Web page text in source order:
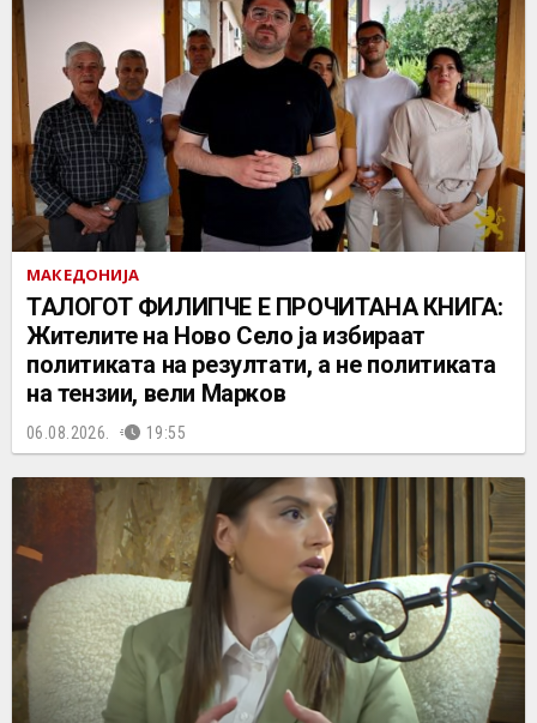
МАКЕДОНИЈА
ТАЛОГОТ ФИЛИПЧЕ Е ПРОЧИТАНА КНИГА:
Жителите на Ново Село ја избираат
политиката на резултати, а не политиката
на тензии, вели Марков
06.08.2026. 19:55